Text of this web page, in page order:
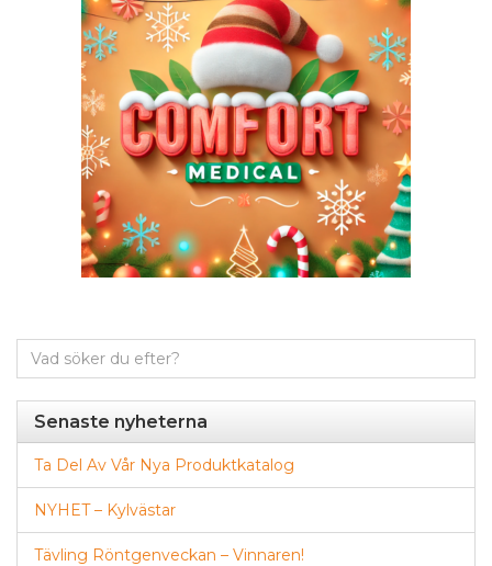
Sök
Senaste nyheterna
Ta Del Av Vår Nya Produktkatalog
NYHET – Kylvästar
Tävling Röntgenveckan – Vinnaren!